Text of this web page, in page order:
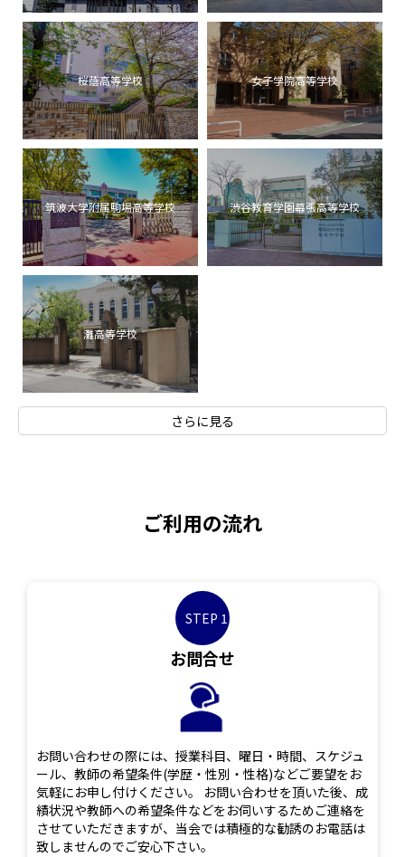
桜蔭高等学校 女子学院高等学校
筑波大学附属駒場高等学校 渋谷教育学園幕張高等学校
灘高等学校
さらに見る
ご利用の流れ
STEP 1
お問合せ
お問い合わせの際には、授業科目、曜日・時間、スケジュ
ール、教師の希望条件(学歴・性別・性格)などご要望をお
気軽にお申し付けください。 お問い合わせを頂いた後、成
績状況や教師への希望条件などをお伺いするためご連絡を
させていただきますが、当会では積極的な勧誘のお電話は
致しませんのでご安心下さい。